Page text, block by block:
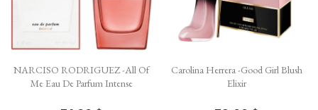
NARCISO RODRIGUEZ -All Of
Me Eau De Parfum Intense
Carolina Herrera -Good Girl Blush
Elixir